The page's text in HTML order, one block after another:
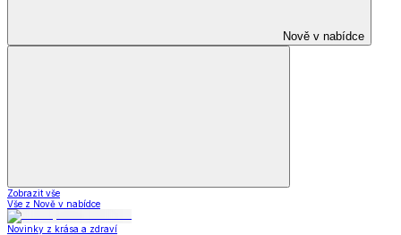
Nově v nabídce
Zobrazit vše
Vše z Nově v nabídce
Novinky z krása a zdraví